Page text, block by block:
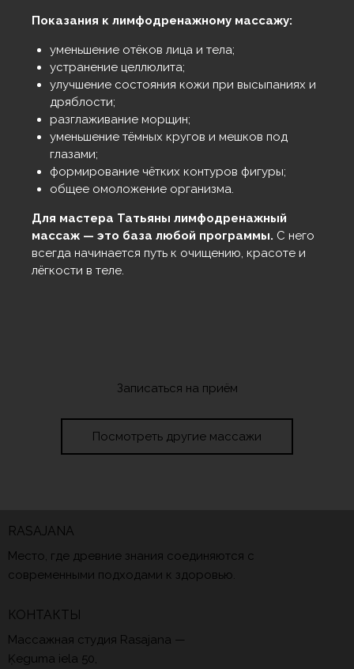
Показания к лимфодренажному массажу:
уменьшение отёков лица и тела;
устранение целлюлита;
улучшение состояния кожи при высыпаниях и
дряблости;
разглаживание морщин;
уменьшение тёмных кругов и мешков под
глазами;
формирование чётких контуров фигуры;
общее омоложение организма.
Для мастера Татьяны лимфодренажный
массаж — это база любой программы. С него
всегда начинается путь к очищению, красоте и
лёгкости в теле.
Записаться на приём
Посмотреть другие массажи
RASAJANA
Место, где древние знания соединяются с
современными подходами к здоровью.
КОНТАКТЫ
Массажная студия Rasajana —
Ķeguma iela 50,